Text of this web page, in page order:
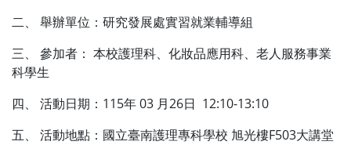
二、 舉辦單位：研究發展處實習就業輔導組
三、 參加者： 本校護理科、化妝品應用科、老人服務事業
科學生
四、 活動日期：115年 03 月26日 12:10-13:10
五、 活動地點：國立臺南護理專科學校 旭光樓F503大講堂